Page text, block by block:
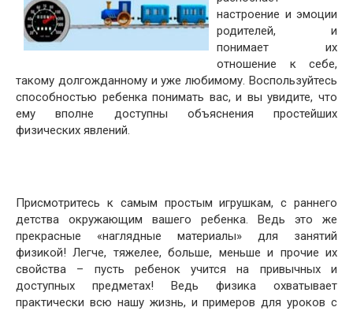
настроение и эмоции
родителей, и
понимает их
отношение к себе,
такому долгожданному и уже любимому. Воспользуйтесь
способностью ребенка понимать вас, и вы увидите, что
ему вполне доступны объяснения простейших
физических явлений.
Присмотритесь к самым простым игрушкам, с раннего
детства окружающим вашего ребенка. Ведь это же
прекрасные «наглядные материалы» для занятий
физикой! Легче, тяжелее, больше, меньше и прочие их
свойства – пусть ребенок учится на привычных и
доступных предметах! Ведь физика охватывает
практически всю нашу жизнь, и примеров для уроков с